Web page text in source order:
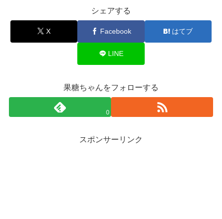
シェアする
X Facebook はてブ
LINE
果糖ちゃんをフォローする
0
スポンサーリンク